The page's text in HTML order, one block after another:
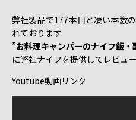
弊社製品で177本目と凄い本数
れております
”お料理キャンパーのナイフ飯・
に弊社ナイフを提供してレビュ
Youtube動画リンク